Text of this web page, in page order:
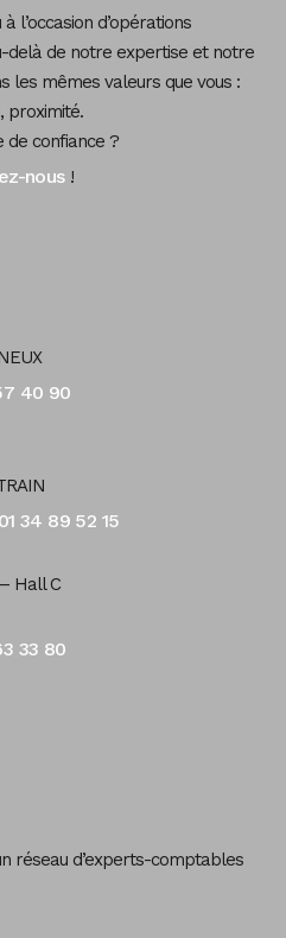
l’occasion d’opérations
delà de notre expertise et notre
les mêmes valeurs que vous :
proximité.
de confiance ?
nous!
40 90
01 34 89 52 15
Hall C
33 80
réseau d’experts-comptables